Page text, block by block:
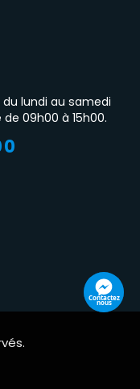
lundi au samedi
09h00 à 15h00.
Contactez
nous